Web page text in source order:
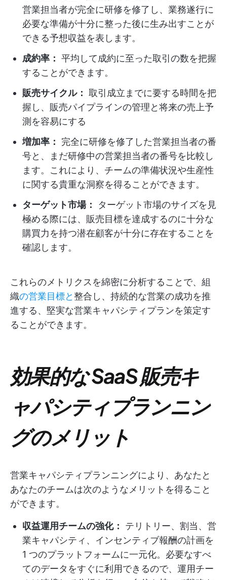
営業担当者が完全に研修を修了し、業務遂行に
必要な準備が十分に整った後に生み出すことが
できる予想収益を表します。
成約率： 平均して成約に至った取引の数を把握
することができます。
販売サイクル： 取引成立までに要する時間を把
握し、販売パイプラインの管理と将来の売上予
測を容易にする
増加率：
完全に研修を修了した営業担当者の番
号と、まだ研修中の営業担当者の番号を比較し
ます。これにより、チームの準備状況や生産性
に関する貴重な洞察を得ることができます。
ターゲット市場：
ターゲット市場のサイズを見
極める際には、販売目標を達成するのに十分な
購買力を持つ潜在顧客が十分に存在することを
確認します。
これらのメトリクスを綿密に分析することで、組
織の営業目標と整合し、持続的な営業の成功を推
進する、堅実な営業キャパシティプランを策定す
ることができます。
効果的な SaaS 販売キ
ャパシティプランニン
グのメリット
営業キャパシティプランニングにより、あなたと
あなたのチームは次のようなメリットを得ること
ができます。
収益運用チームの強化：
テリトリー、割当、営
業キャパシティ、インセンティブ報酬の計画を
1 つのプラットフォームに一元化。必要なすべ
てのデータをすぐに利用できるので、運用チー